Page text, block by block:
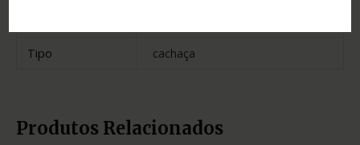
Tipo
cachaça
Produtos Relacionados